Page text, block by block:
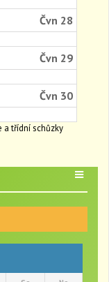
Čvn 28
Čvn 29
Čvn 30
a třídní schůzky
T
l
e
a